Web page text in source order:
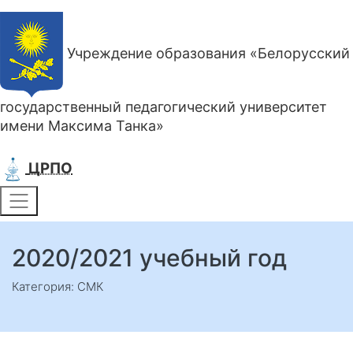
Учреждение образования «Белорусский
государственный педагогический университет
имени Максима Танка»
ЦРПО
2020/2021 учебный год
Категория: СМК